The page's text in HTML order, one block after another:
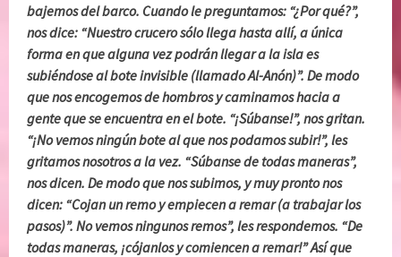
bajemos del barco. Cuando le preguntamos: “¿Por qué?”,
nos dice: “Nuestro crucero sólo llega hasta allí, a única
forma en que alguna vez podrán llegar a la isla es
subiéndose al bote invisible (llamado Al-Anón)”. De modo
que nos encogemos de hombros y caminamos hacia a
gente que se encuentra en el bote. “¡Súbanse!”, nos gritan.
“¡No vemos ningún bote al que nos podamos subir!”, les
gritamos nosotros a la vez. “Súbanse de todas maneras”,
nos dicen. De modo que nos subimos, y muy pronto nos
dicen: “Cojan un remo y empiecen a remar (a trabajar los
pasos)”. No vemos ningunos remos”, les respondemos. “De
todas maneras, ¡cójanlos y comiencen a remar!” Así que